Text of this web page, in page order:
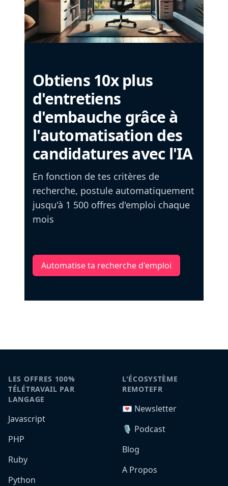
Obtiens 10x plus
d'entretiens
d'embauche grâce à
l'automatisation des
candidatures avec l'IA
En fonction de tes critères de
recherche, postule automatiquement
jusqu'à 1 500 offres d'emploi chaque
mois
Automatise ta recherche d'emploi
LES OFFRES 100%
TÉLÉTRAVAIL PAR
LANGAGE
Javascript
PHP
Ruby
Python
L'ÉCOSYSTÈME
REMOTEFR
💌 Newsletter
🎙️ Podcast
Blog
A Propos